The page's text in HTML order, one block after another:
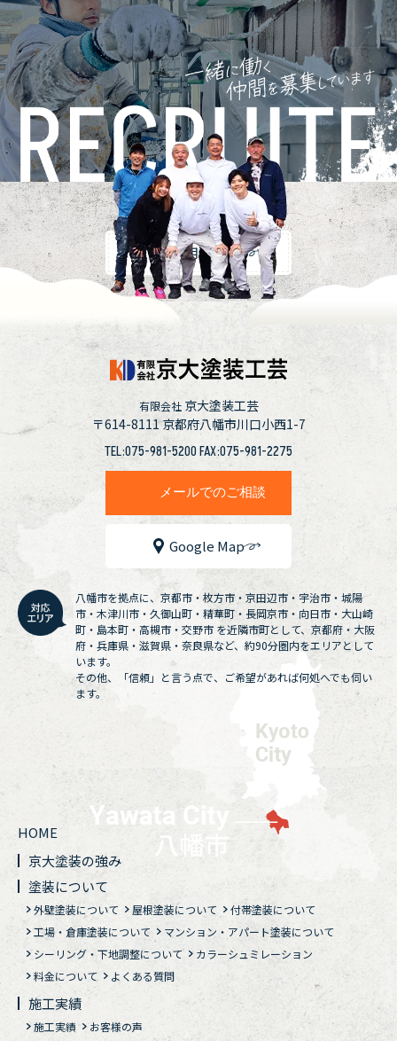
採用情報
有限会社 京大塗装工芸
〒614-8111京都府八幡市川口小西1-7
TEL:075-981-5200 FAX:075-981-2275
メールでのご相談
Google Map
八幡市を拠点に、京都市・枚方市・京田辺市・宇治市・城陽
市・木津川市・久御山町・精華町・長岡京市・向日市・大山崎
町・島本町・高槻市・交野市 を近隣市町として、京都府・大阪
府・兵庫県・滋賀県・奈良県など、約90分圏内をエリアとして
います。
その他、「信頼」と言う点で、ご希望があれば何処へでも伺い
ます。
HOME
京大塗装の強み
塗装について
外壁塗装について 屋根塗装について
付帯塗装について
工場・倉庫塗装について
マンション・アパート塗装について
シーリング・下地調整について
カラーシュミレーション
料金について
よくある質問
施工実績
施工実績 お客様の声